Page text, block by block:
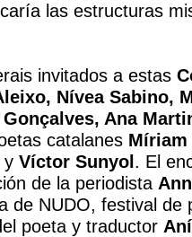
las estructuras
invitados a estas
Nívea Sabino,
Ana
catalanes Míriam
y Víctor Sunyol . El
de la periodista
de NUDO, festival de
poeta y traductor